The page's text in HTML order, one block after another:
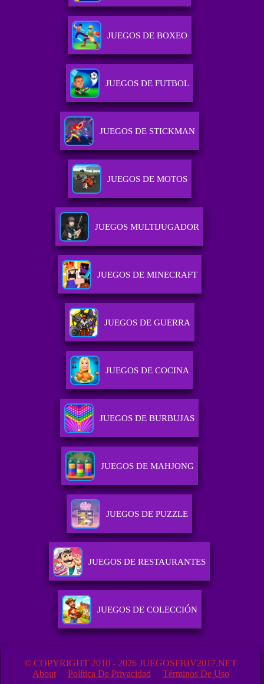
JUEGOS DE BOXEO
JUEGOS DE FUTBOL
JUEGOS DE STICKMAN
JUEGOS DE MOTOS
JUEGOS MULTIJUGADOR
JUEGOS DE MINECRAFT
JUEGOS DE GUERRA
JUEGOS DE COCINA
JUEGOS DE BURBUJAS
JUEGOS DE MAHJONG
JUEGOS DE PUZZLE
JUEGOS DE RESTAURANTES
JUEGOS DE COLECCIÓN
© COPYRIGHT 2010 - 2026 JUEGOSFRIV2017.NET
About
Política De Privacidad Términos De Uso